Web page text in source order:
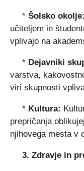
* Šolsko okolje:
učiteljem in
vplivajo na
* Dejavniki
varstva,
viri skupnosti
* Kultura:
prepričanja
njihovega mesta v
3. Zdravje in